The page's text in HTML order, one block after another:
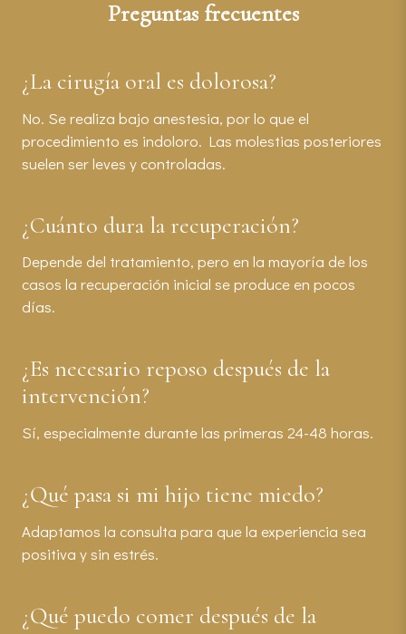
Preguntas frecuentes
¿La cirugía oral es dolorosa?
No. Se realiza bajo anestesia, por lo que el
procedimiento es indoloro. Las molestias posteriores
suelen ser leves y controladas.
¿Cuánto dura la recuperación?
Depende del tratamiento, pero en la mayoría de los
casos la recuperación inicial se produce en pocos
días.
¿Es necesario reposo después de la
intervención?
Sí, especialmente durante las primeras 24-48 horas.
¿Qué pasa si mi hijo tiene miedo?
Adaptamos la consulta para que la experiencia sea
positiva y sin estrés.
¿Qué puedo comer después de la